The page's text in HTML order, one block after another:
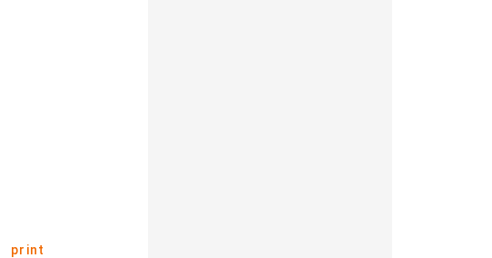
print